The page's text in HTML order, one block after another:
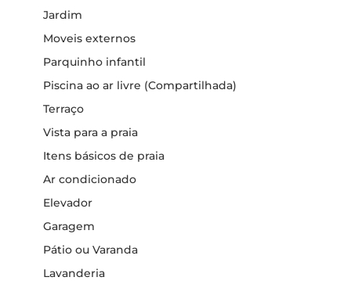
Jardim
Moveis externos
Parquinho infantil
Piscina ao ar livre (Compartilhada)
Terraço
Vista para a praia
Itens básicos de praia
Ar condicionado
Elevador
Garagem
Pátio ou Varanda
Lavanderia